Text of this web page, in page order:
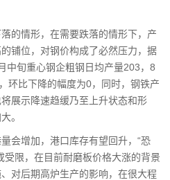
的情形，在需要跌落的情形下，产
铺位，对钢价构成了必然压力，据
中旬重心钢企粗钢日均产量203，8
环比下降的幅度为0，同时，钢铁产
展示降速趋缓乃至上升状态和形
。
会增加，港口库存有望回升，“恐
受限，在目前耐磨板价格大涨的背景
对后期高炉生产的影响，在很大程